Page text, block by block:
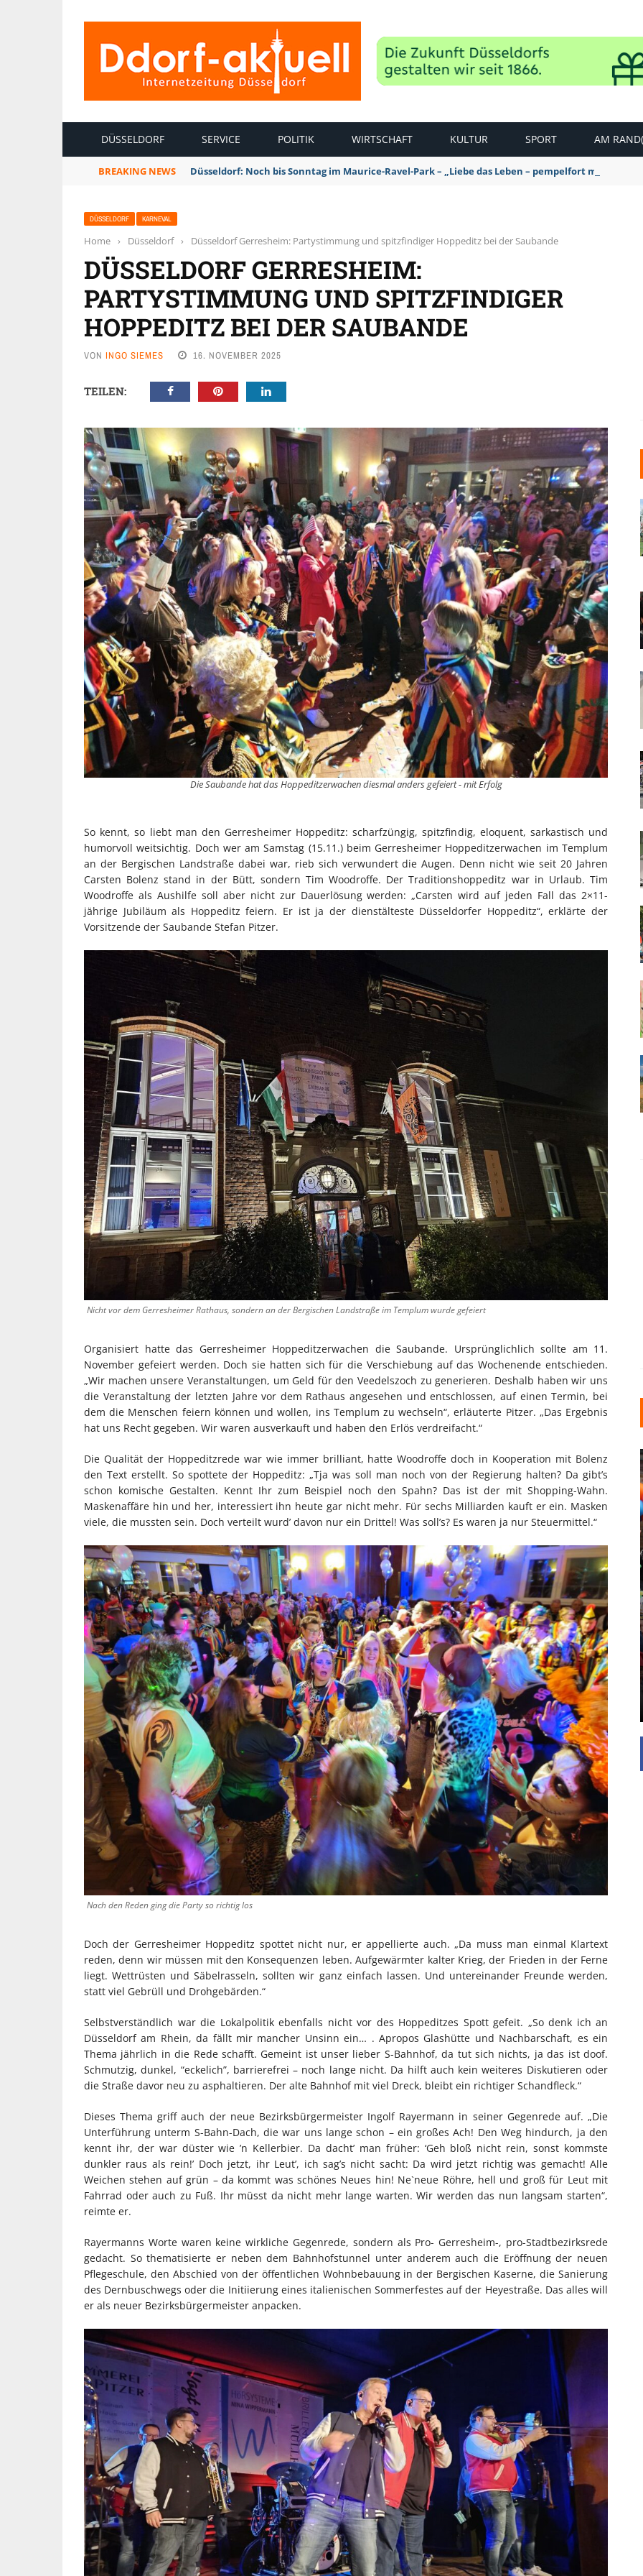
DÜSSELDORF SERVICE POLITIK WIRTSCHAFT KULTUR SPORT AM
BREAKING NEWS Düsseldorf: Noch bis Sonntag im Maurice-Ravel-Park – „Liebe das Leben – pempelfort music
DÜSSELDORF KARNEVAL
Home › Düsseldorf › Düsseldorf Gerresheim: Partystimmung und spitzfindiger Hoppeditz bei der Saubande
DÜSSELDORF GERRESHEIM:
PARTYSTIMMUNG UND SPITZFINDIGER
HOPPEDITZ BEI DER SAUBANDE
VON INGO SIEMES 16. NOVEMBER 2025
TEILEN:
Die Saubande hat das Hoppeditzerwachen diesmal anders gefeiert - mit Erfolg
So kennt, so liebt man den Gerresheimer Hoppeditz: scharfzüngig, spitzfindig, eloquent, sarkastisch und
humorvoll weitsichtig. Doch wer am Samstag (15.11.) beim Gerresheimer Hoppeditzerwachen im Templum
an der Bergischen Landstraße dabei war, rieb sich verwundert die Augen. Denn nicht wie seit 20 Jahren
Carsten Bolenz stand in der Bütt, sondern Tim Woodroffe. Der Traditionshoppeditz war in Urlaub. Tim
Woodroffe als Aushilfe soll aber nicht zur Dauerlösung werden: „Carsten wird auf jeden Fall das 2×11-
jährige Jubiläum als Hoppeditz feiern. Er ist ja der dienstälteste Düsseldorfer Hoppeditz“, erklärte der
Vorsitzende der Saubande Stefan Pitzer.
Nicht vor dem Gerresheimer Rathaus, sondern an der Bergischen Landstraße im Templum wurde gefeiert
Organisiert hatte das Gerresheimer Hoppeditzerwachen die Saubande. Ursprünglichlich sollte am 11.
November gefeiert werden. Doch sie hatten sich für die Verschiebung auf das Wochenende entschieden.
„Wir machen unsere Veranstaltungen, um Geld für den Veedelszoch zu generieren. Deshalb haben wir uns
die Veranstaltung der letzten Jahre vor dem Rathaus angesehen und entschlossen, auf einen Termin, bei
dem die Menschen feiern können und wollen, ins Templum zu wechseln“, erläuterte Pitzer. „Das Ergebnis
hat uns Recht gegeben. Wir waren ausverkauft und haben den Erlös verdreifacht.“
Die Qualität der Hoppeditzrede war wie immer brilliant, hatte Woodroffe doch in Kooperation mit Bolenz
den Text erstellt. So spottete der Hoppeditz: „Tja was soll man noch von der Regierung halten? Da gibt’s
schon komische Gestalten. Kennt Ihr zum Beispiel noch den Spahn? Das ist der mit Shopping-Wahn.
Maskenaffäre hin und her, interessiert ihn heute gar nicht mehr. Für sechs Milliarden kauft er ein. Masken
viele, die mussten sein. Doch verteilt wurd’ davon nur ein Drittel! Was soll’s? Es waren ja nur Steuermittel.“
Nach den Reden ging die Party so richtig los
Doch der Gerresheimer Hoppeditz spottet nicht nur, er appellierte auch. „Da muss man einmal Klartext
reden, denn wir müssen mit den Konsequenzen leben. Aufgewärmter kalter Krieg, der Frieden in der Ferne
liegt. Wettrüsten und Säbelrasseln, sollten wir ganz einfach lassen. Und untereinander Freunde werden,
statt viel Gebrüll und Drohgebärden.“
Selbstverständlich war die Lokalpolitik ebenfalls nicht vor des Hoppeditzes Spott gefeit. „So denk ich an
Düsseldorf am Rhein, da fällt mir mancher Unsinn ein… . Apropos Glashütte und Nachbarschaft, es ein
Thema jährlich in die Rede schafft. Gemeint ist unser lieber S-Bahnhof, da tut sich nichts, ja das ist doof.
Schmutzig, dunkel, “eckelich”, barrierefrei – noch lange nicht. Da hilft auch kein weiteres Diskutieren oder
die Straße davor neu zu asphaltieren. Der alte Bahnhof mit viel Dreck, bleibt ein richtiger Schandfleck.“
Dieses Thema griff auch der neue Bezirksbürgermeister Ingolf Rayermann in seiner Gegenrede auf. „Die
Unterführung unterm S-Bahn-Dach, die war uns lange schon – ein großes Ach! Den Weg hindurch, ja den
kennt ihr, der war düster wie ’n Kellerbier. Da dacht’ man früher: ‘Geh bloß nicht rein, sonst kommste
dunkler raus als rein!’ Doch jetzt, ihr Leut’, ich sag’s nicht sacht: Da wird jetzt richtig was gemacht! Alle
Weichen stehen auf grün – da kommt was schönes Neues hin! Ne`neue Röhre, hell und groß für Leut mit
Fahrrad oder auch zu Fuß. Ihr müsst da nicht mehr lange warten. Wir werden das nun langsam starten“,
reimte er.
Rayermanns Worte waren keine wirkliche Gegenrede, sondern als Pro- Gerresheim-, pro-Stadtbezirksrede
gedacht. So thematisierte er neben dem Bahnhofstunnel unter anderem auch die Eröffnung der neuen
Pflegeschule, den Abschied von der öffentlichen Wohnbebauung in der Bergischen Kaserne, die Sanierung
des Dernbuschwegs oder die Initiierung eines italienischen Sommerfestes auf der Heyestraße. Das alles will
er als neuer Bezirksbürgermeister anpacken.
INDUSTRIELLER CHIC: WIE
KUNSTSTOFFFENSTER DEN
LOFT-STIL IN IHREM
EINFAMILIENHAUS
UNTERSTÜTZEN
Die Inspiration des industriellen Chics sind die
Werkshallen des Industriezeitalters. Die Basis für
diesen Stil sind große Räume, schlicht gehalten
mit rustikalen Elementen und großen
Fensterflächen. Wie so vieles wurde ...